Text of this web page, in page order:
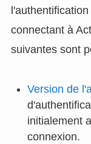
connectant à
suivantes sont
Version de
initialement
connexion.